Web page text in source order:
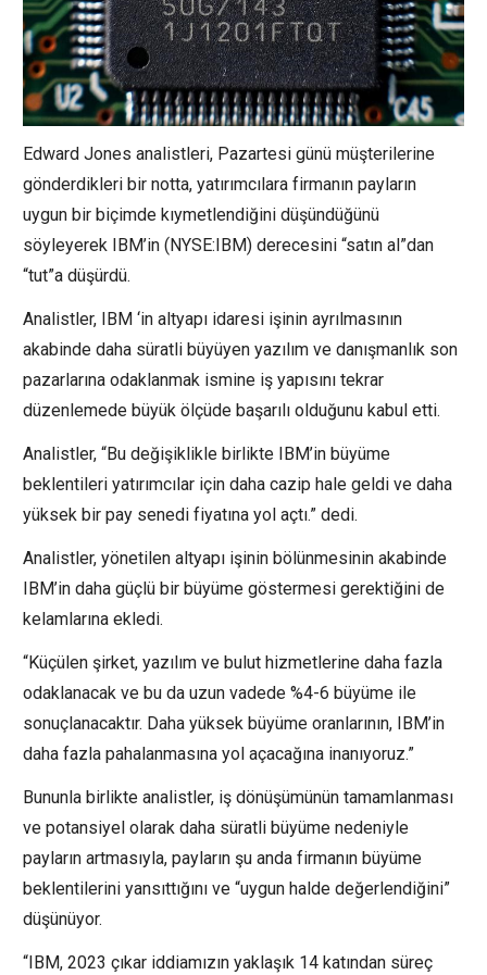
Edward Jones analistleri, Pazartesi günü müşterilerine
gönderdikleri bir notta, yatırımcılara firmanın payların
uygun bir biçimde kıymetlendiğini düşündüğünü
söyleyerek IBM’in (NYSE:IBM) derecesini “satın al”dan
“tut”a düşürdü.
Analistler, IBM ‘in altyapı idaresi işinin ayrılmasının
akabinde daha süratli büyüyen yazılım ve danışmanlık son
pazarlarına odaklanmak ismine iş yapısını tekrar
düzenlemede büyük ölçüde başarılı olduğunu kabul etti.
Analistler, “Bu değişiklikle birlikte IBM’in büyüme
beklentileri yatırımcılar için daha cazip hale geldi ve daha
yüksek bir pay senedi fiyatına yol açtı.” dedi.
Analistler, yönetilen altyapı işinin bölünmesinin akabinde
IBM’in daha güçlü bir büyüme göstermesi gerektiğini de
kelamlarına ekledi.
“Küçülen şirket, yazılım ve bulut hizmetlerine daha fazla
odaklanacak ve bu da uzun vadede %4-6 büyüme ile
sonuçlanacaktır. Daha yüksek büyüme oranlarının, IBM’in
daha fazla pahalanmasına yol açacağına inanıyoruz.”
Bununla birlikte analistler, iş dönüşümünün tamamlanması
ve potansiyel olarak daha süratli büyüme nedeniyle
payların artmasıyla, payların şu anda firmanın büyüme
beklentilerini yansıttığını ve “uygun halde değerlendiğini”
düşünüyor.
“IBM, 2023 çıkar iddiamızın yaklaşık 14 katından süreç